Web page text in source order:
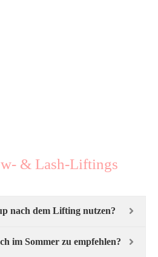
& Lash-Liftings
nach dem Lifting nutzen?
im Sommer zu empfehlen?